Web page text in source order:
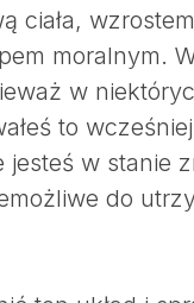
ciała,
moralnym.
w
to
w stanie
do